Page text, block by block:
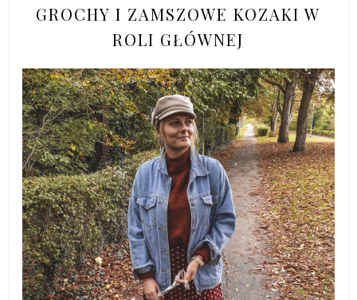
GROCHY I ZAMSZOWE KOZAKI W
ROLI GŁÓWNEJ